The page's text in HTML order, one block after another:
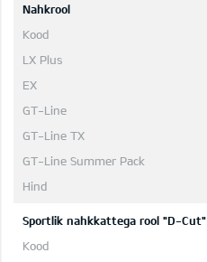
Nahkrool
Sportlik nahkkattega rool "D-Cut"